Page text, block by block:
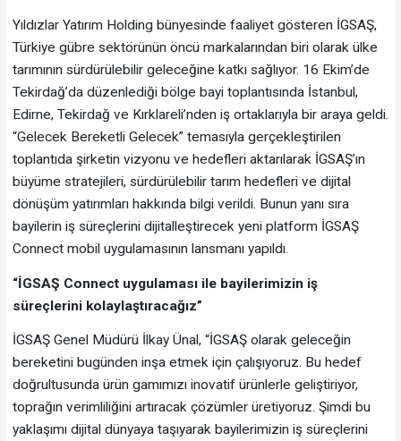
Yıldızlar Yatırım Holding bünyesinde faaliyet gösteren İGSAŞ,
Türkiye gübre sektörünün öncü markalarından biri olarak ülke
tarımının sürdürülebilir geleceğine katkı sağlıyor. 16 Ekim’de
Tekirdağ’da düzenlediği bölge bayi toplantısında İstanbul,
Edirne, Tekirdağ ve Kırklareli’nden iş ortaklarıyla bir araya geldi.
“Gelecek Bereketli Gelecek” temasıyla gerçekleştirilen
toplantıda şirketin vizyonu ve hedefleri aktarılarak İGSAŞ’ın
büyüme stratejileri, sürdürülebilir tarım hedefleri ve dijital
dönüşüm yatırımları hakkında bilgi verildi. Bunun yanı sıra
bayilerin iş süreçlerini dijitalleştirecek yeni platform İGSAŞ
Connect mobil uygulamasının lansmanı yapıldı.
“İGSAŞ Connect uygulaması ile bayilerimizin iş
süreçlerini kolaylaştıracağız”
İGSAŞ Genel Müdürü İlkay Ünal, “İGSAŞ olarak geleceğin
bereketini bugünden inşa etmek için çalışıyoruz. Bu hedef
doğrultusunda ürün gamımızı inovatif ürünlerle geliştiriyor,
toprağın verimliliğini artıracak çözümler üretiyoruz. Şimdi bu
yaklaşımı dijital dünyaya taşıyarak bayilerimizin iş süreçlerini